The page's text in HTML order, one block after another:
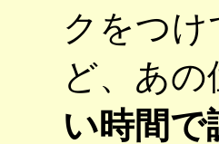
クをつ
ど、あ
い時間で